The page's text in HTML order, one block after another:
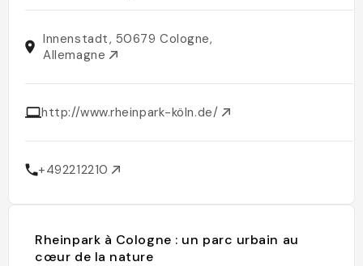
Innenstadt, 50679 Cologne,
Allemagne
http://www.rheinpark-köln.de/
+492212210
Rheinpark à Cologne : un parc urbain au
cœur de la nature